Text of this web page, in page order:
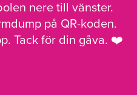
nere till vänster.
på QR-koden.
Tack för din gåva. ❤️